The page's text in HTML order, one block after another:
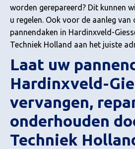
worden gerepareerd? Dit kunnen
u regelen. Ook voor de aanleg van
pannendaken in Hardinxveld-
Techniek Holland aan het juiste
Laat uw
Hardinxveld-
vervangen,
onderhouden
Techniek